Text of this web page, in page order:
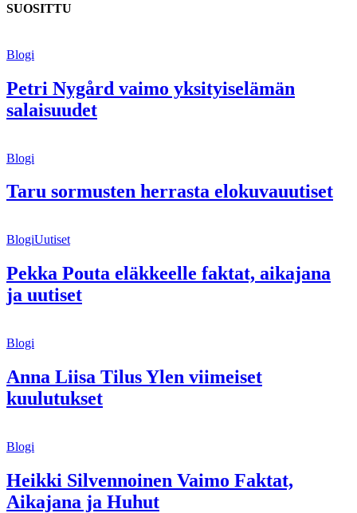
SUOSITTU
Blogi
Petri Nygård vaimo yksityiselämän
salaisuudet
Blogi
Taru sormusten herrasta elokuvauutiset
BlogiUutiset
Pekka Pouta eläkkeelle faktat, aikajana
ja uutiset
Blogi
Anna Liisa Tilus Ylen viimeiset
kuulutukset
Blogi
Heikki Silvennoinen Vaimo Faktat,
Aikajana ja Huhut